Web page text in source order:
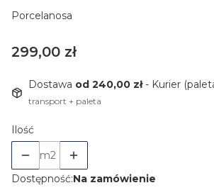
Porcelanosa
Cena
299,00 zł
Dostawa od 240,00 zł- Kurier
transport + paleta
Ilość
m2
Dostępność:Na zamówienie